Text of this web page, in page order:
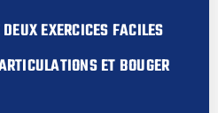
EXERCICES FACILES
ET BOUGER